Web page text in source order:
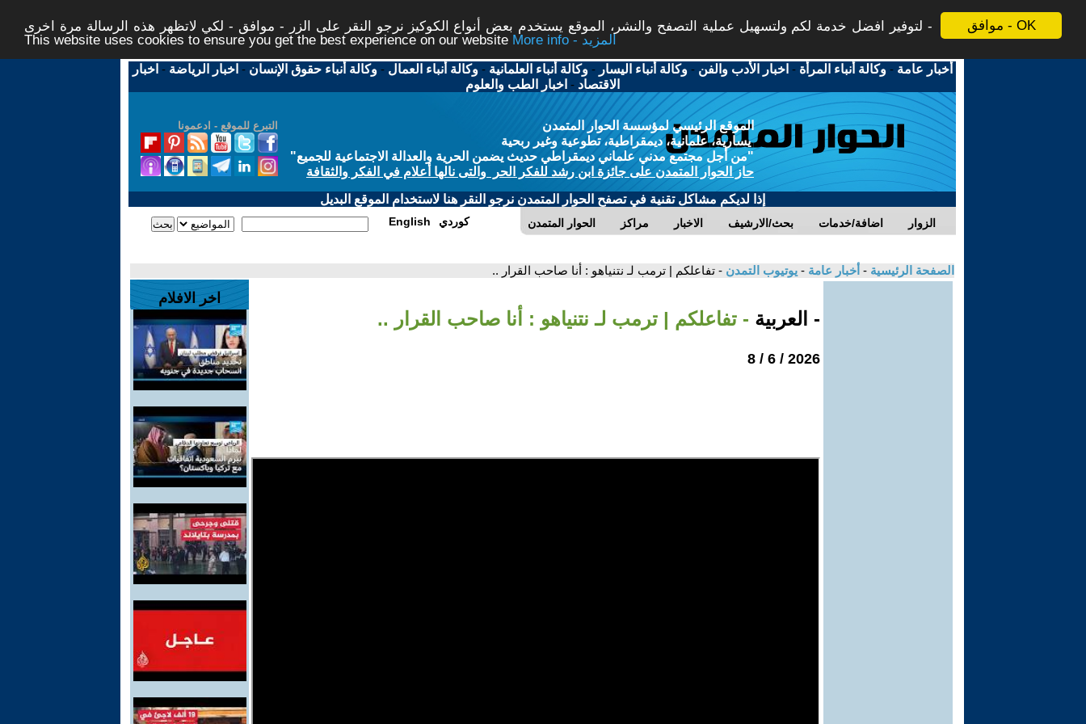
موافق - OK
لتوفير افضل خدمة لكم ولتسهيل عملية التصفح والنشر، الموقع يستخدم بعض أنواع الكوكيز نرجو النقر على الزر - موافق - لكي لاتظهر هذه الرسالة مرة اخرى -
This website uses cookies to ensure you get the best experience on our website
More info - المزيد
أخبار عامة -وكالة أنباء المرأة - اخبار الأدب والفن -وكالة أنباء اليسار -وكالة أنباء العلمانية -وكالة أنباء العمال -وكالة أنباء حقوق الإنسان - اخبار الرياضة - اخبار
الاقتصاد - اخبار الطب والعلوم
التبرع للموقع - ادعمونا
الموقع الرئيسي لمؤسسة الحوار المتمدن
يسارية، علمانية، ديمقراطية، تطوعية وغير ربحية
"من أجل مجتمع مدني علماني ديمقراطي حديث يضمن الحرية والعدالة الاجتماعية للجميع"
حاز الحوار المتمدن على جائزة ابن رشد للفكر الحر والتى نالها أعلام في الفكر والثقافة
إذا لديكم مشاكل تقنية في تصفح الحوار المتمدن نرجو النقر هنا لاستخدام الموقع البديل
الحوار المتمدن مراكز الاخبار بحث/الارشيف اضافة/خدمات الزوار English كوردي
الصفحة الرئيسية - أخبار عامة - يوتيوب التمدن - تفاعلكم | ترمب لـ نتنياهو : أنا صاحب القرار ..
- العربية - تفاعلكم | ترمب لـ نتنياهو : أنا صاحب القرار ..
2026 / 6 / 8
اخر الافلام